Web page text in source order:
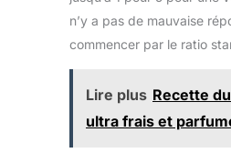
barbecues, les fêtes, le
événements en plein
boissons de manière
n’y a pas de mauvaise
commencer par le ratio
Lire plus Recette
ultra frais et